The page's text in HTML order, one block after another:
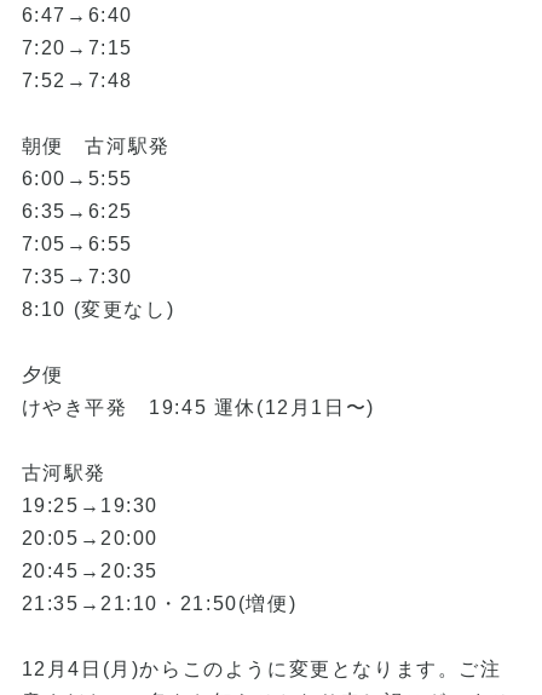
6:47→6:40
7:20→7:15
7:52→7:48
朝便 古河駅発
6:00→5:55
6:35→6:25
7:05→6:55
7:35→7:30
8:10 (変更なし)
夕便
けやき平発 19:45 運休(12月1日〜)
古河駅発
19:25→19:30
20:05→20:00
20:45→20:35
21:35→21:10・21:50(増便)
12月4日(月)からこのように変更となります。ご注